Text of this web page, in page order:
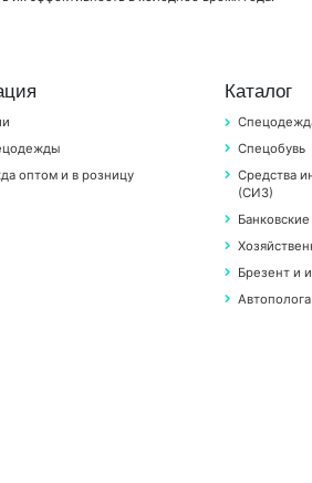
оптом и в розницу
Каталог
Спецобувь
Средства
(СИЗ)
Брезент и